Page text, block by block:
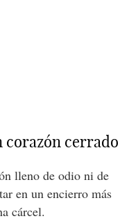
corazón cerrado
lleno de odio ni de
en un encierro más
cárcel.